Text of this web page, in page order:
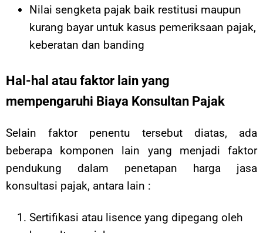
Nilai sengketa pajak baik restitusi maupun
kurang bayar untuk kasus pemeriksaan pajak,
keberatan dan banding
Hal-hal atau faktor lain yang
mempengaruhi Biaya Konsultan Pajak
Selain faktor penentu tersebut diatas, ada
beberapa komponen lain yang menjadi faktor
pendukung dalam penetapan harga jasa
konsultasi pajak, antara lain :
Sertifikasi atau lisence yang dipegang oleh